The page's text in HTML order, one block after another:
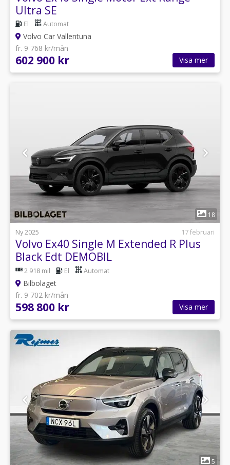
Ultra SE
El Automat
Volvo Car Vallentuna
fr. 9 768 kr/mån
602 900 kr Visa mer
18
Ny 2025
17 februari
Volvo Ex40 Single M Extended R Plus
Black Edt DEMOBIL
2 918 mil El Automat
Bilbolaget
fr. 9 702 kr/mån
598 800 kr Visa mer
1
5